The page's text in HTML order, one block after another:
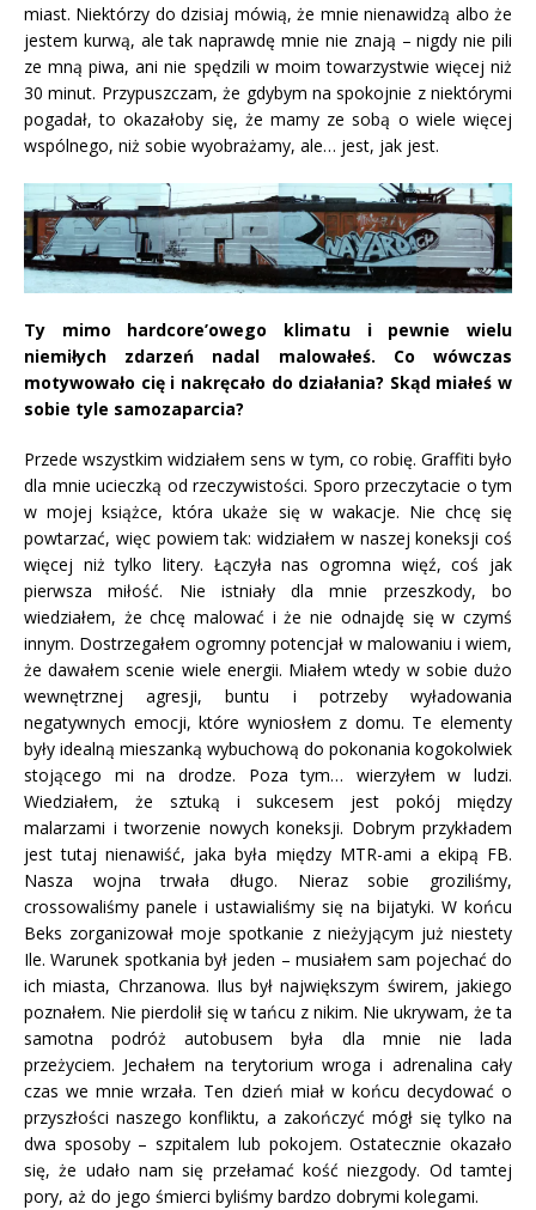
miast. Niektórzy do dzisiaj mówią, że mnie nienawidzą albo że
jestem kurwą, ale tak naprawdę mnie nie znają – nigdy nie pili
ze mną piwa, ani nie spędzili w moim towarzystwie więcej niż
30 minut. Przypuszczam, że gdybym na spokojnie z niektórymi
pogadał, to okazałoby się, że mamy ze sobą o wiele więcej
wspólnego, niż sobie wyobrażamy, ale… jest, jak jest.
Ty mimo hardcore’owego klimatu i pewnie wielu
niemiłych zdarzeń nadal malowałeś. Co wówczas
motywowało cię i nakręcało do działania? Skąd miałeś w
sobie tyle samozaparcia?
Przede wszystkim widziałem sens w tym, co robię. Graffiti było
dla mnie ucieczką od rzeczywistości. Sporo przeczytacie o tym
w mojej książce, która ukaże się w wakacje. Nie chcę się
powtarzać, więc powiem tak: widziałem w naszej koneksji coś
więcej niż tylko litery. Łączyła nas ogromna więź, coś jak
pierwsza miłość. Nie istniały dla mnie przeszkody, bo
wiedziałem, że chcę malować i że nie odnajdę się w czymś
innym. Dostrzegałem ogromny potencjał w malowaniu i wiem,
że dawałem scenie wiele energii. Miałem wtedy w sobie dużo
wewnętrznej agresji, buntu i potrzeby wyładowania
negatywnych emocji, które wyniosłem z domu. Te elementy
były idealną mieszanką wybuchową do pokonania kogokolwiek
stojącego mi na drodze. Poza tym… wierzyłem w ludzi.
Wiedziałem, że sztuką i sukcesem jest pokój między
malarzami i tworzenie nowych koneksji. Dobrym przykładem
jest tutaj nienawiść, jaka była między MTR-ami a ekipą FB.
Nasza wojna trwała długo. Nieraz sobie groziliśmy,
crossowaliśmy panele i ustawialiśmy się na bijatyki. W końcu
Beks zorganizował moje spotkanie z nieżyjącym już niestety
Ile. Warunek spotkania był jeden – musiałem sam pojechać do
ich miasta, Chrzanowa. Ilus był największym świrem, jakiego
poznałem. Nie pierdolił się w tańcu z nikim. Nie ukrywam, że ta
samotna podróż autobusem była dla mnie nie lada
przeżyciem. Jechałem na terytorium wroga i adrenalina cały
czas we mnie wrzała. Ten dzień miał w końcu decydować o
przyszłości naszego konfliktu, a zakończyć mógł się tylko na
dwa sposoby – szpitalem lub pokojem. Ostatecznie okazało
się, że udało nam się przełamać kość niezgody. Od tamtej
pory, aż do jego śmierci byliśmy bardzo dobrymi kolegami.